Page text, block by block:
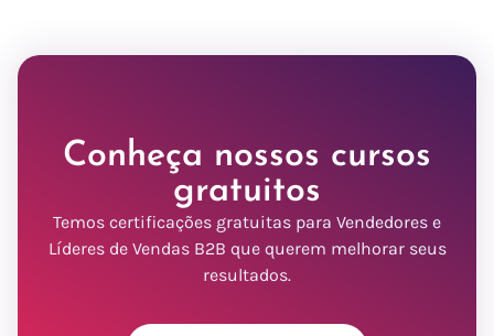
Conheça nossos cursos
gratuitos
Temos certificações gratuitas para Vendedores e
Líderes de Vendas B2B que querem melhorar seus
resultados.